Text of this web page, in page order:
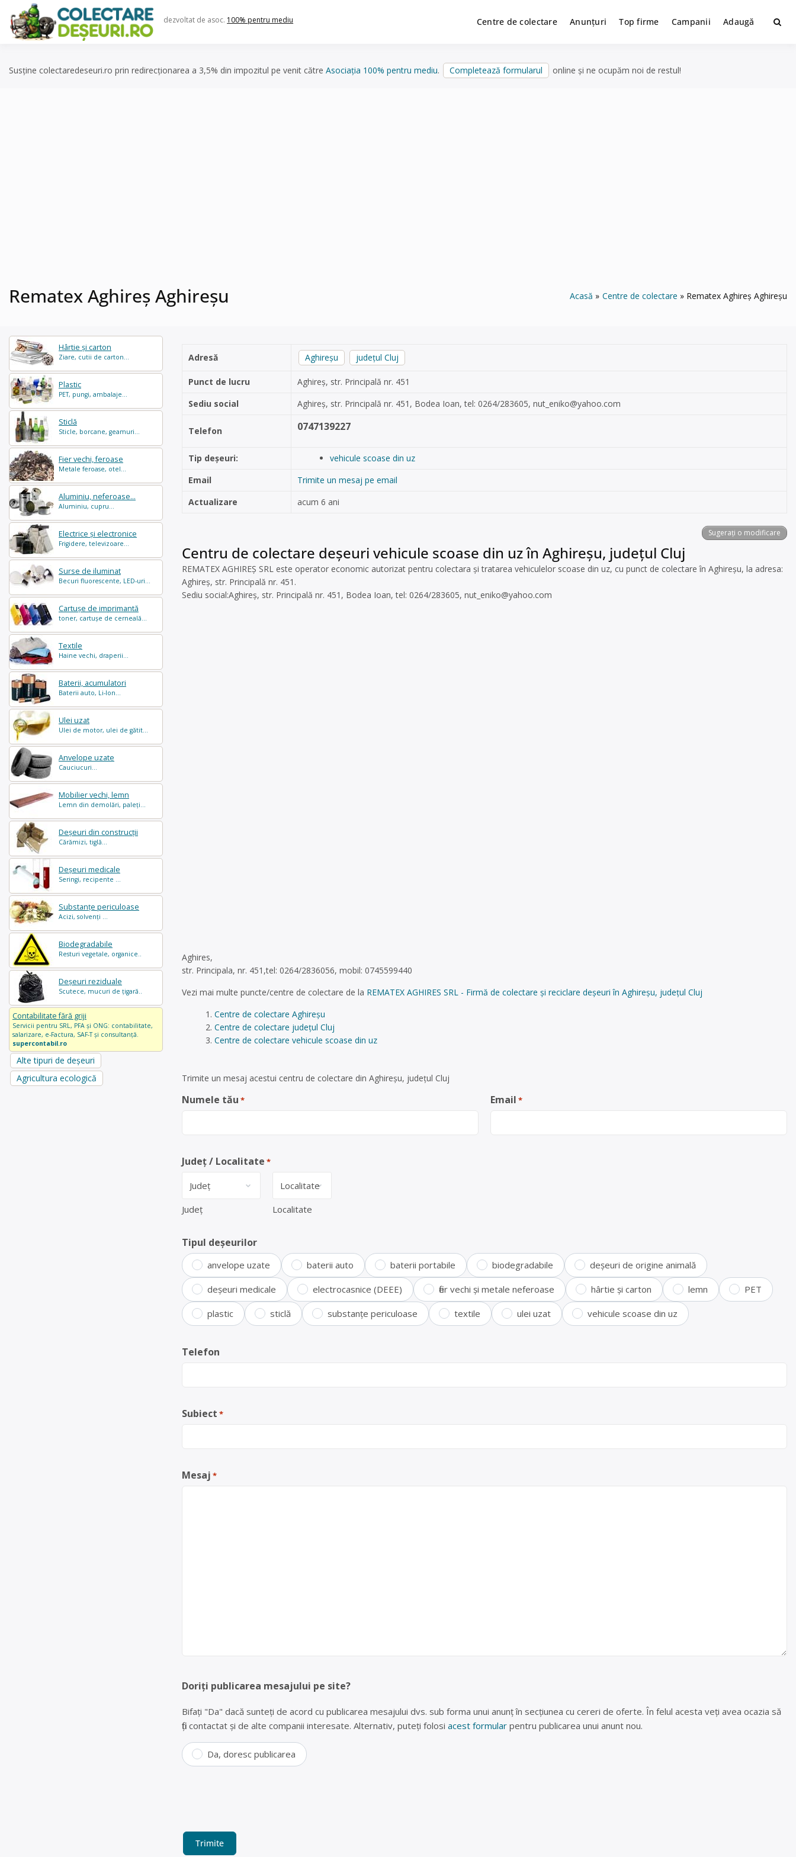
content
dezvoltat de asoc. 100% pentru mediu Centre de colectare Anunțuri Top firme Campanii Adaugă
Susține colectaredeseuri.ro prin redirecționarea a 3,5% din impozitul pe venit către Asociația 100% pentru mediu. Completează formularul online și ne ocupăm noi de restul!
Rematex Aghireș Aghireșu Acasă Centre de colectare Rematex Aghireș Aghireșu
Hârtie și carton
Ziare, cutii de carton...
Plastic
PET, pungi, ambalaje...
Sticlă
Sticle, borcane, geamuri...
Fier vechi, feroase
Metale feroase, otel...
Aluminiu, neferoase...
Aluminiu, cupru...
Electrice și electronice
Frigidere, televizoare...
Surse de iluminat
Becuri fluorescente, LED-uri...
Cartușe de imprimantă
toner, cartușe de cerneală...
Textile
Haine vechi, draperii...
Baterii, acumulatori
Baterii auto, Li-Ion...
Ulei uzat
Ulei de motor, ulei de gătit...
Anvelope uzate
Cauciucuri...
Mobilier vechi, lemn
Lemn din demolări, paleți...
Deșeuri din construcții
Cărămizi, tiglă...
Deșeuri medicale
Seringi, recipente ...
Substanțe periculoase
Acizi, solvenți ...
Biodegradabile
Resturi vegetale, organice..
Deșeuri reziduale
Scutece, mucuri de țigară..
Contabilitate fără griji
Servicii pentru SRL, PFA și ONG: contabilitate,
salarizare, e-Factura, SAF-T și consultanță.
supercontabil.ro
Alte tipuri de deșeuri
Agricultura ecologică
Adresă Aghireșu județul Cluj
Punct de lucru
Aghireș, str. Principală nr. 451
Sediu social
Aghireș, str. Principală nr. 451, Bodea Ioan, tel: 0264/283605, nut_eniko@yahoo.com
Telefon 0747139227
Tip deșeuri:
vehicule scoase din uz
Email
Trimite un mesaj pe email
Actualizare
acum 6 ani
Sugerați o modificare
Centru de colectare deșeuri vehicule scoase din uz în Aghireșu, județul Cluj
REMATEX AGHIREȘ SRL este operator economic autorizat pentru colectara și tratarea vehiculelor scoase din uz, cu punct de colectare în Aghireșu, la adresa:
Aghireș, str. Principală nr. 451.
Sediu social:Aghireș, str. Principală nr. 451, Bodea Ioan, tel: 0264/283605, nut_eniko@yahoo.com
Aghires,
str. Principala, nr. 451,tel: 0264/2836056, mobil: 0745599440
Vezi mai multe puncte/centre de colectare de la REMATEX AGHIRES SRL - Firmă de colectare și reciclare deșeuri în Aghireșu, județul Cluj
Centre de colectare Aghireșu
Centre de colectare județul Cluj
Centre de colectare vehicule scoase din uz
Trimite un mesaj acestui centru de colectare din Aghireșu, județul Cluj
Numele tău * Email *
Județ / Localitate *
Județ Localitate
Tipul deșeurilor
anvelope uzate baterii auto baterii portabile biodegradabile deșeuri de origine animală
deșeuri medicale electrocasnice (DEEE) fier vechi și metale neferoase hârtie și carton lemn PET
plastic sticlă substanțe periculoase textile ulei uzat vehicule scoase din uz
Telefon
Subiect *
Mesaj *
Doriți publicarea mesajului pe site?
Bifați "Da" dacă sunteți de acord cu publicarea mesajului dvs. sub forma unui anunț în secțiunea cu cereri de oferte. În felul acesta veți avea ocazia să
fiți contactat și de alte companii interesate. Alternativ, puteți folosi acest formular pentru publicarea unui anunt nou.
Da, doresc publicarea